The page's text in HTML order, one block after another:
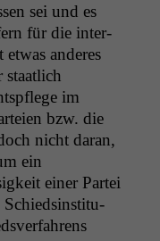
sei und es
für die inter­
anderes
staatlich
im
bzw. die
nicht daran,
ein
ein­er Partei
Schiedsin­sti­tu­